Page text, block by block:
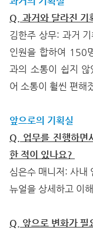
Q. 과거와 달라진 기
김한주 상무: 과거
인원을 합하여 150
과의 소통이 쉽지
어 소통이 훨씬 편해
앞으로의 기획실
Q. 업무를 진행하면
한 적이 있나요?
심은수 매니저: 사내
뉴얼을 상세하고 이
Q. 앞으로 변화가 필